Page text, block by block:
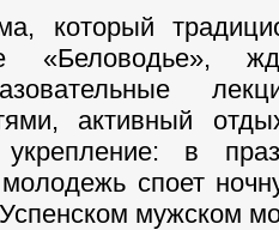
который
«Беловодье»,
активный
в
споет
мужском